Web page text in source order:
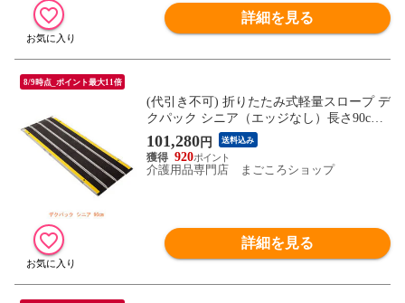
詳細を見る
8/9時点_ポイント最大11倍
(代引き不可) 折りたたみ式軽量スロープ デ
クパック シニア（エッジなし）長さ90cm
ケアメディックス (車椅子 スロープ 段差解
消スロープ 屋外用 段差スロープ 介護 スロ
ープ 介護 用 スロープ) 介護用品
101,280円 送料込み
920
介護用品専門店 まごころショップ
詳細を見る